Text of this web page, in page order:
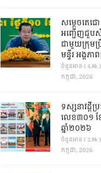
សម្តេចតេ
អញ្ជើញជួ
ជាមួយក្រុមប្
មន្ទីរ អង្គភា
ចំនួនអាន ( 4.8k )
កក្កដា, 2026
ទស្សនាវដ្ដីប្
លេខ៣០១ ខ
ឆ្នាំ២០២៦
ចំនួនអាន ( 2.8k )
កក្កដា, 2026